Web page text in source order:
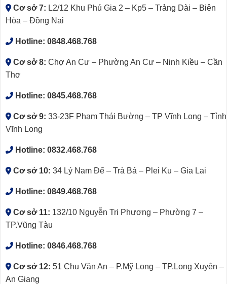
Cơ sở 7: L2/12 Khu Phú Gia 2 – Kp5 – Trảng Dài – Biên
Hòa – Đồng Nai
Hotline: 0848.468.768
Cơ sở 8: Chợ An Cư – Phường An Cư – Ninh Kiều – Cần
Thơ
Hotline: 0845.468.768
Cơ sở 9: 33-23F Phạm Thái Bường – TP Vĩnh Long – Tỉnh
Vĩnh Long
Hotline: 0832.468.768
Cơ sở 10: 34 Lý Nam Đế – Trà Bá – Plei Ku – Gia Lai
Hotline: 0849.468.768
Cơ sở 11: 132/10 Nguyễn Tri Phương – Phường 7 –
TP.Vũng Tàu
Hotline: 0846.468.768
Cơ sở 12: 51 Chu Văn An – P.Mỹ Long – TP.Long Xuyên –
An Giang